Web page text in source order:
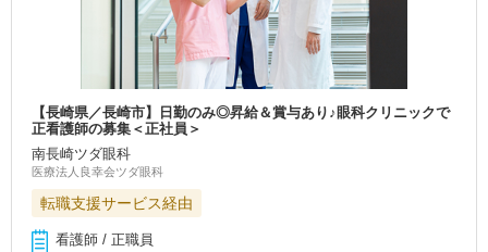
【長崎県／長崎市】日勤のみ◎昇給＆賞与あり♪眼科クリニックで
正看護師の募集＜正社員＞
南長崎ツダ眼科
医療法人良幸会ツダ眼科
転職支援サービス経由
看護師 / 正職員